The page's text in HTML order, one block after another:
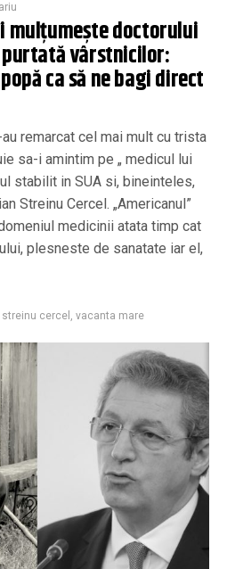
mulțumește doctorului
vârstnicilor:
ca să ne bagi direct
remarcat cel mai mult cu trista
sa-i amintim pe „ medicul lui
stabilit in SUA si, bineinteles,
Streinu Cercel. „Americanul”
medicinii atata timp cat
plesneste de sanatate iar el,
streinu cercel , vacanta mare